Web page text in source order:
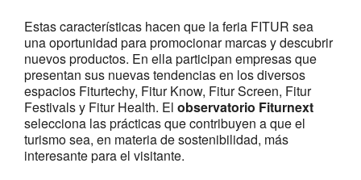
Estas características hacen que la feria FITUR sea
una oportunidad para promocionar marcas y descubrir
nuevos productos. En ella participan empresas que
presentan sus nuevas tendencias en los diversos
espacios Fiturtechy, Fitur Know, Fitur Screen, Fitur
Festivals y Fitur Health. El observatorio Fiturnext
selecciona las prácticas que contribuyen a que el
turismo sea, en materia de sostenibilidad, más
interesante para el visitante.